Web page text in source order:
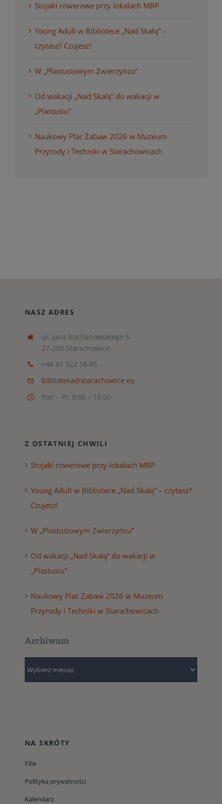
Stojaki rowerowe przy lokalach MBP
Young Adult w Bibliotece „Nad Skałą” –
czytasz? Czujesz!
W „Plastusiowym Zwierzyńcu”
Od wakacji „Nad Skałą” do wakacji w
„Plastusiu”
Naukowy Plac Zabaw 2026 w Muzeum
Przyrody i Techniki w Starachowicach
NASZ ADRES
ul. Jana Kochanowskiego 5
27-200 Starachowice
+48 41 322 18 05
biblioteka@starachowice.eu
Pon – Pt: 9:00 – 18:00
Z OSTATNIEJ CHWILI
Stojaki rowerowe przy lokalach MBP
Young Adult w Bibliotece „Nad Skałą” – czytasz?
Czujesz!
W „Plastusiowym Zwierzyńcu”
Od wakacji „Nad Skałą” do wakacji w
„Plastusiu”
Naukowy Plac Zabaw 2026 w Muzeum
Przyrody i Techniki w Starachowicach
Archiwum
NA SKRÓTY
Filie
Polityka prywatności
Kalendarz